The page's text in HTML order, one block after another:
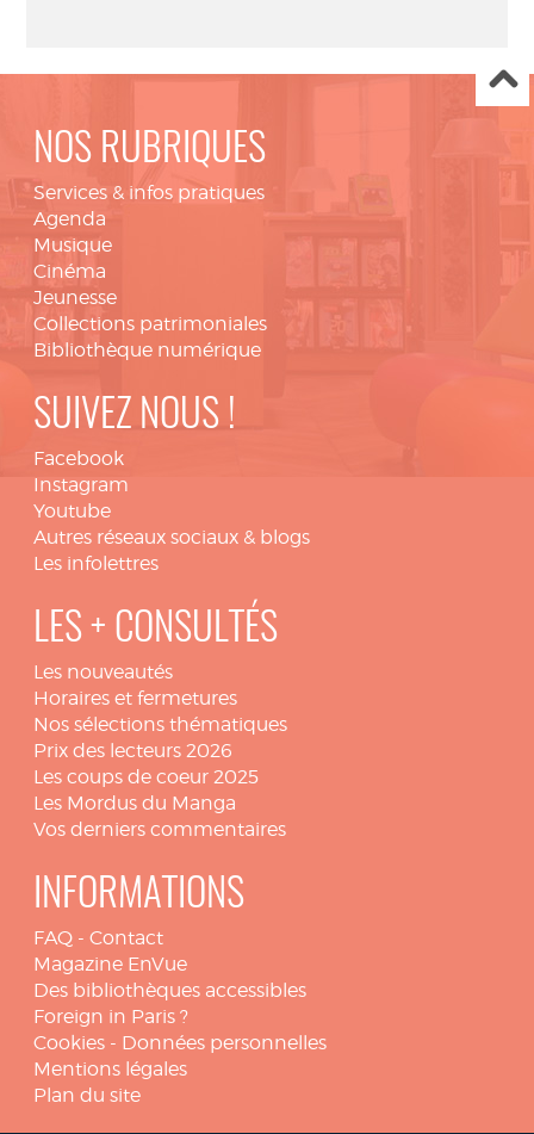
NOS RUBRIQUES
Services & infos pratiques
Agenda
Musique
Cinéma
Jeunesse
Collections patrimoniales
Bibliothèque numérique
SUIVEZ NOUS !
Facebook
Instagram
Youtube
Autres réseaux sociaux & blogs
Les infolettres
LES + CONSULTÉS
Les nouveautés
Horaires et fermetures
Nos sélections thématiques
Prix des lecteurs 2026
Les coups de coeur 2025
Les Mordus du Manga
Vos derniers commentaires
INFORMATIONS
FAQ - Contact
Magazine EnVue
Des bibliothèques accessibles
Foreign in Paris ?
Cookies - Données personnelles
Mentions légales
Plan du site